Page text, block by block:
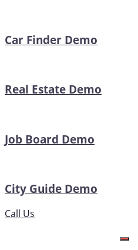
Car Finder Demo
Real Estate Demo
Job Board Demo
City Guide Demo
Call Us